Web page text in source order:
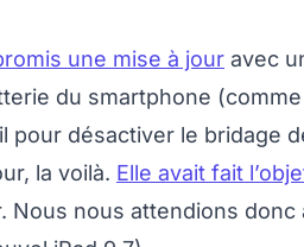
une mise à jour avec
du smartphone
pour désactiver le bridage
la voilà. Elle avait fait
Nous nous attendions donc